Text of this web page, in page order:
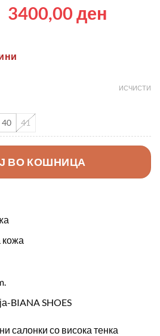
Original
3990,00 ден.
3400,00 ден
40 41
ИСЧИСТИ
ВО КОШНИЦА
BIANA SHOES
салонки со висока тенка